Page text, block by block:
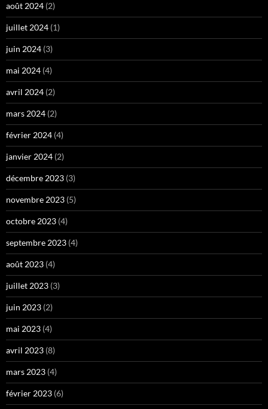
août 2024 (2)
juillet 2024 (1)
juin 2024 (3)
mai 2024 (4)
avril 2024 (2)
mars 2024 (2)
février 2024 (4)
janvier 2024 (2)
décembre 2023 (3)
novembre 2023 (5)
octobre 2023 (4)
septembre 2023 (4)
août 2023 (4)
juillet 2023 (3)
juin 2023 (2)
mai 2023 (4)
avril 2023 (8)
mars 2023 (4)
février 2023 (6)